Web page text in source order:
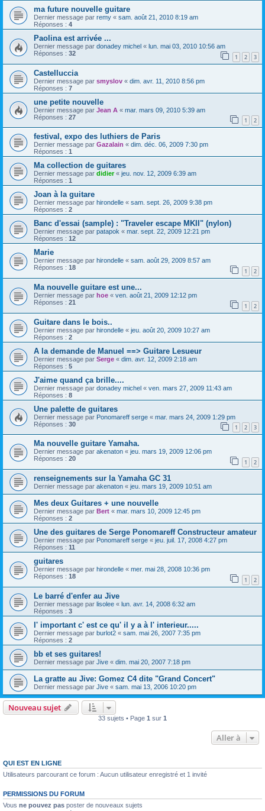
ma future nouvelle guitare
Dernier message par remy « sam. août 21, 2010 8:19 am
Réponses : 4
Paolina est arrivée ...
Dernier message par donadey michel « lun. mai 03, 2010 10:56 am
Réponses : 32 1 2 3
Castelluccia
Dernier message par smyslov « dim. avr. 11, 2010 8:56 pm
Réponses : 7
une petite nouvelle
Dernier message par Jean A « mar. mars 09, 2010 5:39 am
Réponses : 27 1 2
festival, expo des luthiers de Paris
Dernier message par Gazalain « dim. déc. 06, 2009 7:30 pm
Réponses : 1
Ma collection de guitares
Dernier message par didier« jeu. nov. 12, 2009 6:39 am
Réponses : 1
Joan à la guitare
Dernier message par hirondelle « sam. sept. 26, 2009 9:38 pm
Réponses : 2
Banc d'essai (sample) : "Traveler escape MKII" (nylon)
Dernier message par patapok « mar. sept. 22, 2009 12:21 pm
Réponses : 12
Marie
Dernier message par hirondelle « sam. août 29, 2009 8:57 am
Réponses : 18 1 2
Ma nouvelle guitare est une...
Dernier message par hoe « ven. août 21, 2009 12:12 pm
Réponses : 21 1 2
Guitare dans le bois..
Dernier message par hirondelle « jeu. août 20, 2009 10:27 am
Réponses : 2
A la demande de Manuel ==> Guitare Lesueur
Dernier message par Serge « dim. avr. 12, 2009 2:18 am
Réponses : 5
J'aime quand ça brille....
Dernier message par donadey michel « ven. mars 27, 2009 11:43 am
Réponses : 8
Une palette de guitares
Dernier message par Ponomareff serge « mar. mars 24, 2009 1:29 pm
Réponses : 30 1 2 3
Ma nouvelle guitare Yamaha.
Dernier message par akenaton « jeu. mars 19, 2009 12:06 pm
Réponses : 20 1 2
renseignements sur la Yamaha GC 31
Dernier message par akenaton « jeu. mars 19, 2009 10:51 am
Mes deux Guitares + une nouvelle
Dernier message par Bert « mar. mars 10, 2009 12:45 pm
Réponses : 2
Une des guitares de Serge Ponomareff Constructeur amateur
Dernier message par Ponomareff serge « jeu. juil. 17, 2008 4:27 pm
Réponses : 11
guitares
Dernier message par hirondelle « mer. mai 28, 2008 10:36 pm
Réponses : 18 1 2
Le barré d'enfer au Jive
Dernier message par lisolee « lun. avr. 14, 2008 6:32 am
Réponses : 3
l' important c' est ce qu' il y a à l' interieur.....
Dernier message par burlot2 « sam. mai 26, 2007 7:35 pm
Réponses : 2
bb et ses guitares!
Dernier message par Jive « dim. mai 20, 2007 7:18 pm
La gratte au Jive: Gomez C4 dite "Grand Concert"
Dernier message par Jive « sam. mai 13, 2006 10:20 pm
Nouveau sujet
33 sujets • Page 1 sur 1
Aller à
QUI EST EN LIGNE
Utilisateurs parcourant ce forum : Aucun utilisateur enregistré et 1 invité
PERMISSIONS DU FORUM
Vous ne pouvez pas poster de nouveaux sujets